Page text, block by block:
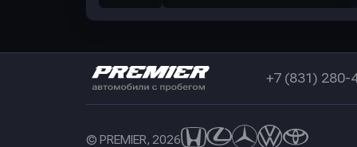
+7 (831) 280-
© PREMIER, 2026